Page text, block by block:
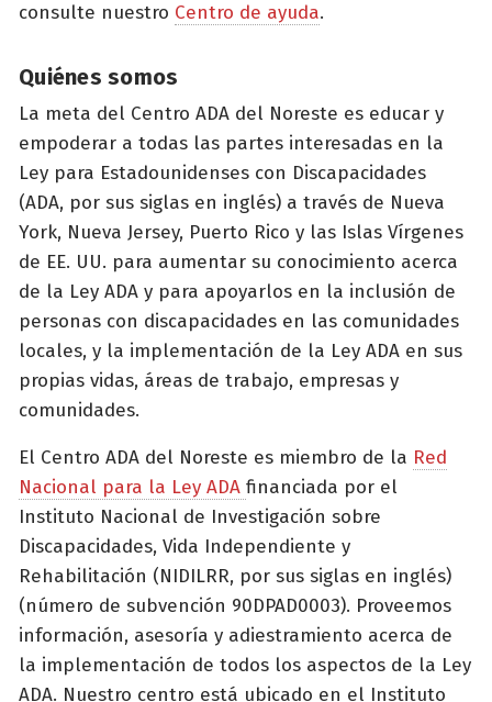
consulte nuestro Centro de ayuda.
Quiénes somos
La meta del Centro ADA del Noreste es educar y
empoderar a todas las partes interesadas en la
Ley para Estadounidenses con Discapacidades
(ADA, por sus siglas en inglés) a través de Nueva
York, Nueva Jersey, Puerto Rico y las Islas Vírgenes
de EE. UU. para aumentar su conocimiento acerca
de la Ley ADA y para apoyarlos en la inclusión de
personas con discapacidades en las comunidades
locales, y la implementación de la Ley ADA en sus
propias vidas, áreas de trabajo, empresas y
comunidades.
El Centro ADA del Noreste es miembro de la Red
Nacional para la Ley ADA financiada por el
Instituto Nacional de Investigación sobre
Discapacidades, Vida Independiente y
Rehabilitación (NIDILRR, por sus siglas en inglés)
(número de subvención 90DPAD0003). Proveemos
información, asesoría y adiestramiento acerca de
la implementación de todos los aspectos de la Ley
ADA. Nuestro centro está ubicado en el Instituto